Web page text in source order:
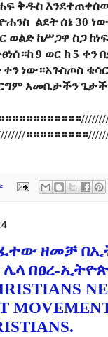
ቅዱስ
ልደት ሰኔ 30
ከሥጋዋ ስጋ
9 ወር ከ 5 ቀን
ቀን ነው።አጉስጦስ
እመቤታችን
ዘመቻ
ሌላ በፀረ-